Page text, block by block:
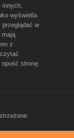
innych.
wyświetla
w
mają
z
stronę.